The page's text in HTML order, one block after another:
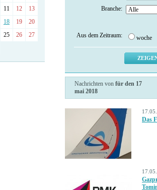
11 12
13
18 19
20
25 26
27
Branche:
Aus dem Zeitraum: woche
Nachrichten von für den 17
mai 2018
Das